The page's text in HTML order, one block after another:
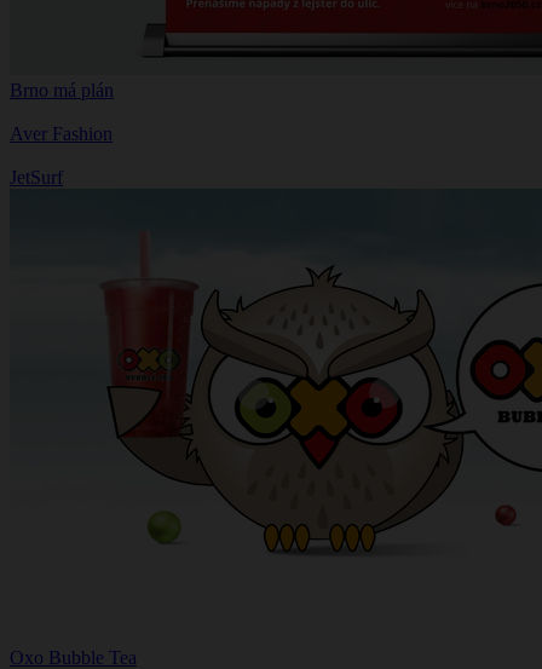
Brno má plán
Aver Fashion
JetSurf
Oxo Bubble Tea